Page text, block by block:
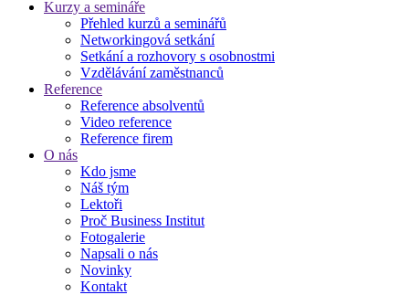
Kurzy a semináře
Přehled kurzů a seminářů
Networkingová setkání
Setkání a rozhovory s osobnostmi
Vzdělávání zaměstnanců
Reference
Reference absolventů
Video reference
Reference firem
O nás
Kdo jsme
Náš tým
Lektoři
Proč Business Institut
Fotogalerie
Napsali o nás
Novinky
Kontakt